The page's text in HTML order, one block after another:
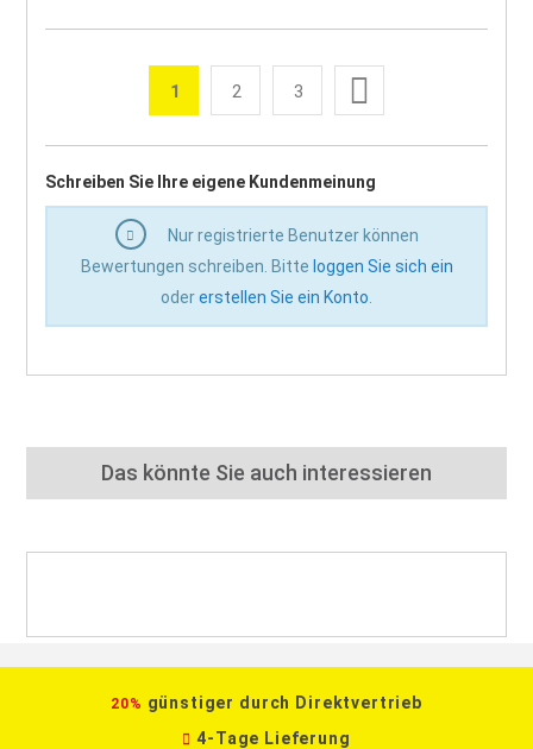
Seite
Sie lesen gerade die Seite
1 Seite
2 Seite
3
Schreiben Sie Ihre eigene Kundenmeinung
Nur registrierte Benutzer können
Bewertungen schreiben. Bitte loggen Sie sich ein
odererstellen Sie ein Konto
Das könnte Sie auch interessieren
20% günstiger durch Direktvertrieb
4-Tage Lieferung